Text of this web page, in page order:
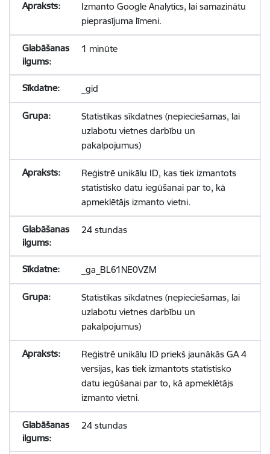
Izmanto Google Analytics, lai samazinātu
pieprasījuma līmeni.
1 minūte
_gid
Statistikas sīkdatnes (nepieciešamas, lai
uzlabotu vietnes darbību un
pakalpojumus)
Reģistrē unikālu ID, kas tiek izmantots
statistisko datu iegūšanai par to, kā
apmeklētājs izmanto vietni.
24 stundas
_ga_BL61NE0VZM
Statistikas sīkdatnes (nepieciešamas, lai
uzlabotu vietnes darbību un
pakalpojumus)
Reģistrē unikālu ID priekš jaunākās GA 4
versijas, kas tiek izmantots statistisko
datu iegūšanai par to, kā apmeklētājs
izmanto vietni.
24 stundas